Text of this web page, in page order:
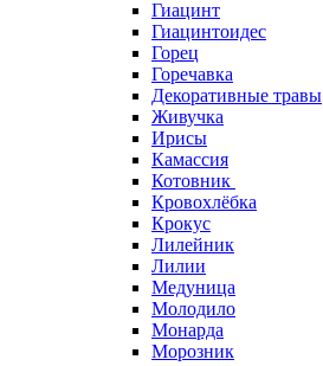
Гиацинт
Гиацинтоидес
Горец
Горечавка
Декоративные травы
Живучка
Ирисы
Камассия
Котовник
Кровохлёбка
Крокус
Лилейник
Лилии
Медуница
Молодило
Монарда
Морозник